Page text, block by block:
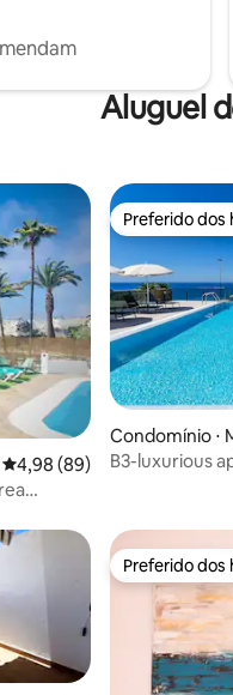
Aluguel
4,98 de uma avaliação
4,98 (89)
Preferido dos
Preferido dos
Condomínio ⋅
B3-luxurious
Preferido dos
Preferido dos